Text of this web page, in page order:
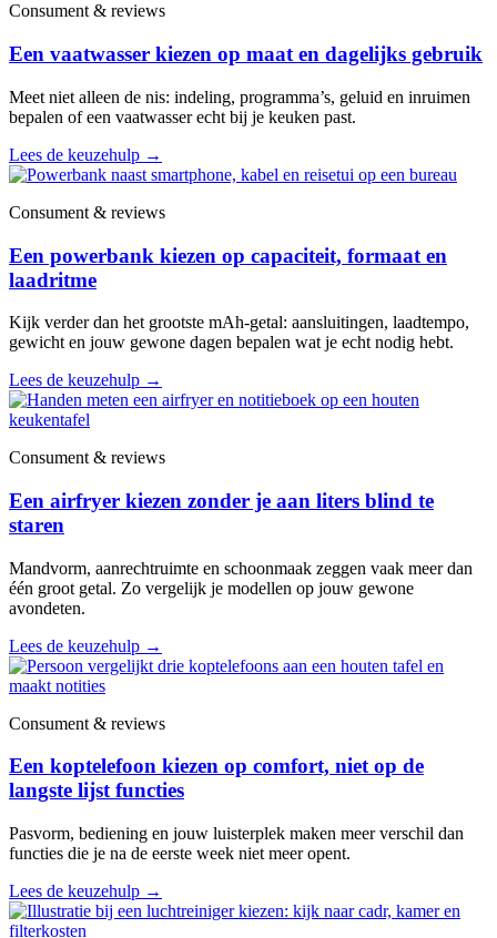
Consument & reviews
Een vaatwasser kiezen op maat en dagelijks gebruik
Meet niet alleen de nis: indeling, programma’s, geluid en inruimen
bepalen of een vaatwasser echt bij je keuken past.
Lees de keuzehulp →
Consument & reviews
Een powerbank kiezen op capaciteit, formaat en
laadritme
Kijk verder dan het grootste mAh-getal: aansluitingen, laadtempo,
gewicht en jouw gewone dagen bepalen wat je echt nodig hebt.
Lees de keuzehulp →
Consument & reviews
Een airfryer kiezen zonder je aan liters blind te
staren
Mandvorm, aanrechtruimte en schoonmaak zeggen vaak meer dan
één groot getal. Zo vergelijk je modellen op jouw gewone
avondeten.
Lees de keuzehulp →
Consument & reviews
Een koptelefoon kiezen op comfort, niet op de
langste lijst functies
Pasvorm, bediening en jouw luisterplek maken meer verschil dan
functies die je na de eerste week niet meer opent.
Lees de keuzehulp →